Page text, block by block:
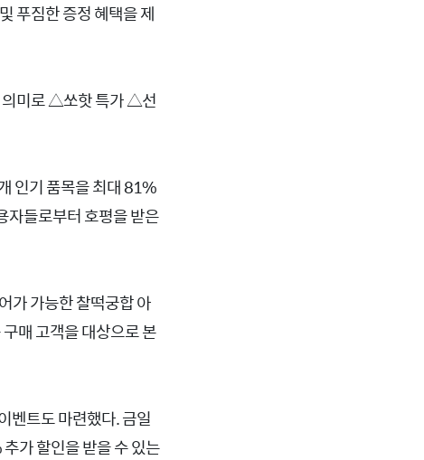
푸짐한 증정 혜택을 제
의미로 △쏘핫 특가 △선
인기 품목을 최대 81%
자들로부터 호평을 받은
가 가능한 찰떡궁합 아
매 고객을 대상으로 본
벤트도 마련했다. 금일
가 할인을 받을 수 있는